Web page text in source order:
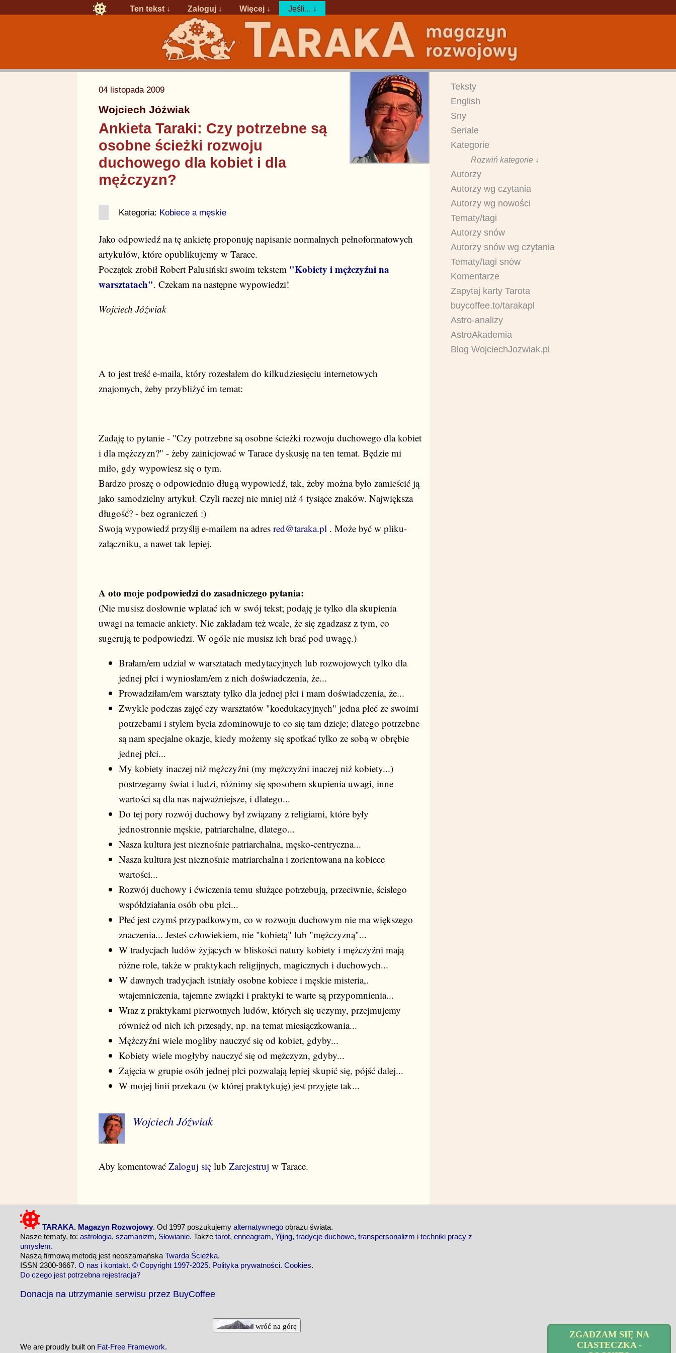
ZGADZAM SIĘ NA
CIASTECZKA -
Ten tekst ↓ Zaloguj ↓ Więcej ↓ Jeśli... ↓
04 listopada 2009
Wojciech Jóźwiak
Ankieta Taraki: Czy potrzebne są
osobne ścieżki rozwoju
duchowego dla kobiet i dla
mężczyzn?
Kategoria: Kobiece a męskie
Jako odpowiedź na tę ankietę proponuję napisanie normalnych pełnoformatowych
artykułów, które opublikujemy w Tarace.
Początek zrobił Robert Palusiński swoim tekstem "Kobiety i mężczyźni na
warsztatach". Czekam na następne wypowiedzi!
Wojciech Jóźwiak
A to jest treść e-maila, który rozesłałem do kilkudziesięciu internetowych
znajomych, żeby przybliżyć im temat:
Zadaję to pytanie - "Czy potrzebne są osobne ścieżki rozwoju duchowego dla kobiet
i dla mężczyzn?" - żeby zainicjować w Tarace dyskusję na ten temat. Będzie mi
miło, gdy wypowiesz się o tym.
Bardzo proszę o odpowiednio długą wypowiedź, tak, żeby można było zamieścić ją
jako samodzielny artykuł. Czyli raczej nie mniej niż 4 tysiące znaków. Największa
długość? - bez ograniczeń :)
Swoją wypowiedź przyślij e-mailem na adres red@taraka.pl . Może być w pliku-
załączniku, a nawet tak lepiej.
A oto moje podpowiedzi do zasadniczego pytania:
(Nie musisz dosłownie wplatać ich w swój tekst; podaję je tylko dla skupienia
uwagi na temacie ankiety. Nie zakładam też wcale, że się zgadzasz z tym, co
sugerują te podpowiedzi. W ogóle nie musisz ich brać pod uwagę.)
Brałam/em udział w warsztatach medytacyjnych lub rozwojowych tylko dla
jednej płci i wyniosłam/em z nich doświadczenia, że...
Prowadziłam/em warsztaty tylko dla jednej płci i mam doświadczenia, że...
Zwykle podczas zajęć czy warsztatów "koedukacyjnych" jedna płeć ze swoimi
potrzebami i stylem bycia zdominowuje to co się tam dzieje; dlatego potrzebne
są nam specjalne okazje, kiedy możemy się spotkać tylko ze sobą w obrębie
jednej płci...
My kobiety inaczej niż mężczyźni (my mężczyźni inaczej niż kobiety...)
postrzegamy świat i ludzi, różnimy się sposobem skupienia uwagi, inne
wartości są dla nas najważniejsze, i dlatego...
Do tej pory rozwój duchowy był związany z religiami, które były
jednostronnie męskie, patriarchalne, dlatego...
Nasza kultura jest nieznośnie patriarchalna, męsko-centryczna...
Nasza kultura jest nieznośnie matriarchalna i zorientowana na kobiece
wartości...
Rozwój duchowy i ćwiczenia temu służące potrzebują, przeciwnie, ścisłego
współdziałania osób obu płci...
Płeć jest czymś przypadkowym, co w rozwoju duchowym nie ma większego
znaczenia... Jesteś człowiekiem, nie "kobietą" lub "mężczyzną"...
W tradycjach ludów żyjących w bliskości natury kobiety i mężczyźni mają
różne role, także w praktykach religijnych, magicznych i duchowych...
W dawnych tradycjach istniały osobne kobiece i męskie misteria,.
wtajemniczenia, tajemne związki i praktyki te warte są przypomnienia...
Wraz z praktykami pierwotnych ludów, których się uczymy, przejmujemy
również od nich ich przesądy, np. na temat miesiączkowania...
Mężczyźni wiele mogliby nauczyć się od kobiet, gdyby...
Kobiety wiele mogłyby nauczyć się od mężczyzn, gdyby...
Zajęcia w grupie osób jednej płci pozwalają lepiej skupić się, pójść dalej...
W mojej linii przekazu (w której praktykuję) jest przyjęte tak...
Wojciech Jóźwiak
Aby komentować Zaloguj się lub Zarejestruj w Tarace.
Teksty
English
Sny
Seriale
Kategorie
Rozwiń kategorie ↓
Autorzy
Autorzy wg czytania
Autorzy wg nowości
Tematy/tagi
Autorzy snów
Autorzy snów wg czytania
Tematy/tagi snów
Komentarze
Zapytaj karty Tarota
buycoffee.to/tarakapl
Astro-analizy
AstroAkademia
Blog WojciechJozwiak.pl
TARAKA. Magazyn Rozwojowy. Od 1997 poszukujemy alternatywnego obrazu świata.
Nasze tematy, to: astrologia, szamanizm, Słowianie. Także tarot, enneagram, Yijing, tradycje duchowe, transpersonalizm i techniki pracy z
umysłem.
Naszą firmową metodą jest neoszamańska Twarda Ścieżka.
ISSN 2300-9667. O nas i kontakt. © Copyright 1997-2025. Polityka prywatności. Cookies.
Do czego jest potrzebna rejestracja?
Donacja na utrzymanie serwisu przez BuyCoffee
wróć na górę
We are proudly built on Fat-Free Framework.